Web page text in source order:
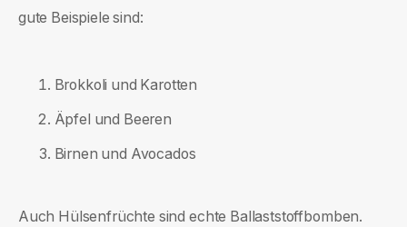
gute Beispiele sind:
Brokkoli und Karotten
Äpfel und Beeren
Birnen und Avocados
Auch Hülsenfrüchte sind echte Ballaststoffbomben.